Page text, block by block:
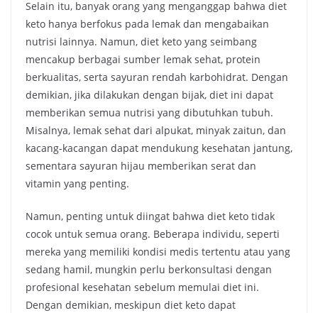
Selain itu, banyak orang yang menganggap bahwa diet
keto hanya berfokus pada lemak dan mengabaikan
nutrisi lainnya. Namun, diet keto yang seimbang
mencakup berbagai sumber lemak sehat, protein
berkualitas, serta sayuran rendah karbohidrat. Dengan
demikian, jika dilakukan dengan bijak, diet ini dapat
memberikan semua nutrisi yang dibutuhkan tubuh.
Misalnya, lemak sehat dari alpukat, minyak zaitun, dan
kacang-kacangan dapat mendukung kesehatan jantung,
sementara sayuran hijau memberikan serat dan
vitamin yang penting.
Namun, penting untuk diingat bahwa diet keto tidak
cocok untuk semua orang. Beberapa individu, seperti
mereka yang memiliki kondisi medis tertentu atau yang
sedang hamil, mungkin perlu berkonsultasi dengan
profesional kesehatan sebelum memulai diet ini.
Dengan demikian, meskipun diet keto dapat